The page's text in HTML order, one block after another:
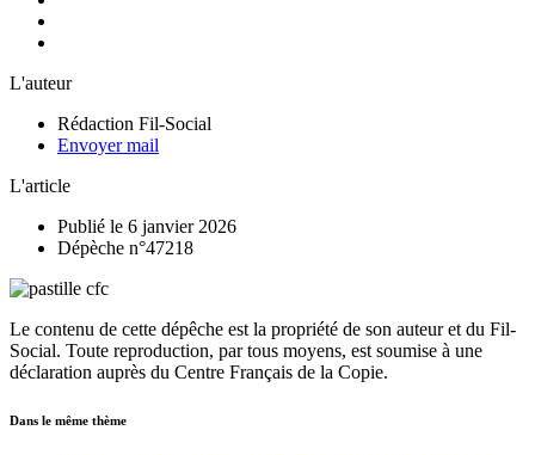
L'auteur
Rédaction Fil-Social
Envoyer mail
L'article
Publié le 6 janvier 2026
Dépèche n°47218
Le contenu de cette dépêche est la propriété de son auteur et du Fil-
Social. Toute reproduction, par tous moyens, est soumise à une
déclaration auprès du Centre Français de la Copie.
Dans le même thème